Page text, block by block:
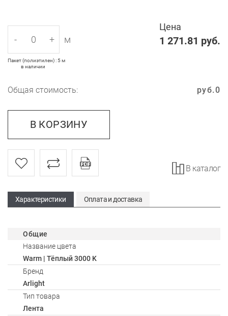
Цена
1 271.81 руб.
- + м
Пакет (полиэтилен) : 5 м
в наличии
Общая стоимость: 0
руб.
В КОРЗИНУ
В каталог
Характеристики Оплата и доставка
Общие
Название цвета
Warm | Тёплый 3000 K
Бренд
Arlight
Тип товара
Лента